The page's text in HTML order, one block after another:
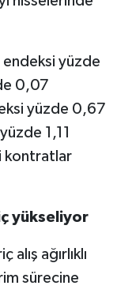
endeksi yüzde
0,07
yüzde 0,67
1,11
kontratlar
yükseliyor
ağırlıklı
sürecine